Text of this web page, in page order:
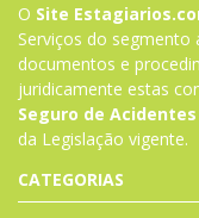
O Site
Serviços do segmento
documentos e
juridicamente estas
Seguro de
da Legislação vigente.
CATEGORIAS